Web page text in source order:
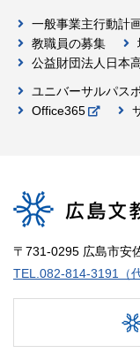
一般事業主行動計
教職員の募集
公益財団法人日本
ユニバーサルパス
Office365
〒731-0295 広島市安
TEL.082-814-3191（代